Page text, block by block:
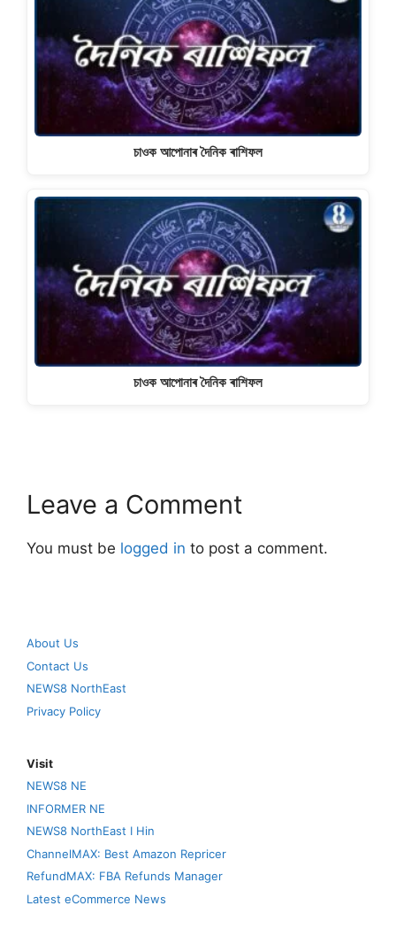
চাওক আপোনাৰ দৈনিক ৰাশিফল
চাওক আপোনাৰ দৈনিক ৰাশিফল
Leave a Comment
You must be logged in to post a comment.
About Us
Contact Us
NEWS8 NorthEast
Privacy Policy
Visit
NEWS8 NE
INFORMER NE
NEWS8 NorthEast I Hin
ChannelMAX: Best Amazon Repricer
RefundMAX: FBA Refunds Manager
Latest eCommerce News